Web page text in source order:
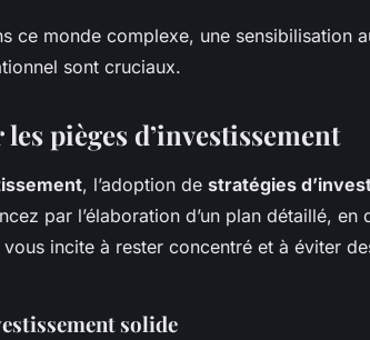
ce monde complexe, une sensibilisation
sont cruciaux.
pièges d’investissement
, l’adoption de stratégies
par l’élaboration d’un plan détaillé, en
incite à rester concentré et à éviter
solide